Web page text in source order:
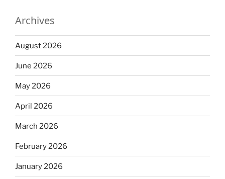
Archives
August 2026
June 2026
May 2026
April 2026
March 2026
February 2026
January 2026